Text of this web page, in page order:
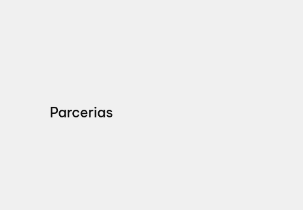
Parcerias